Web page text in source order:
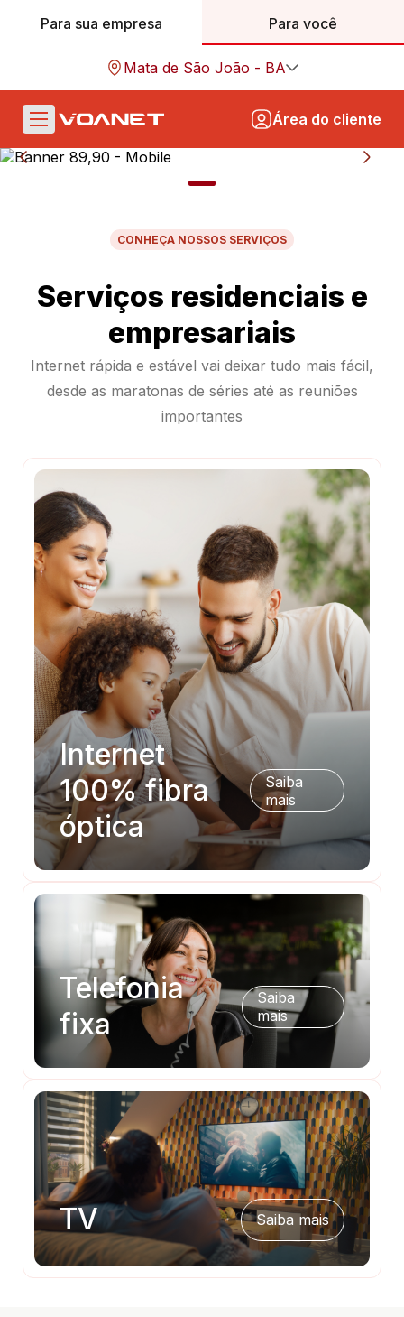
Para sua empresa Para você
Mata de São João - BA
Área do cliente
CONHEÇA NOSSOS SERVIÇOS
Serviços residenciais e
empresariais
Internet rápida e estável vai deixar tudo mais fácil,
desde as maratonas de séries até as reuniões
importantes
Internet
100% fibra
óptica
Saiba
mais
Telefonia
fixa
Saiba
mais
TV Saiba mais